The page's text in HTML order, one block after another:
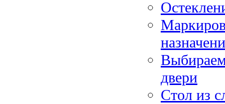
двери
Стол из